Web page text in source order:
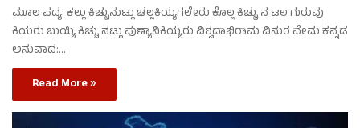
ಮೂಲ ಪದ್ಯ: ಕಲ್ಲು ಕಿಚ್ಚುನುಟ್ಲು ಚಲ್ಲಕಿಯ್ಯಗಲೇರು ಕೊಲ್ಲ ಕಿಚ್ಚು ನ ಟಲ ಗುರುವು
ಕಿಯರು ಬುಯ್ಯಿ ಕಿಚ್ಚು ನಟ್ಲು ಪುಣ್ಯಾನಿಕಿಯ್ಯರು ವಿಶ್ವದಾಭಿರಾಮ ವಿನುರ ವೇಮ ಕನ್ನಡ
ಅನುವಾದ:…
Read More »